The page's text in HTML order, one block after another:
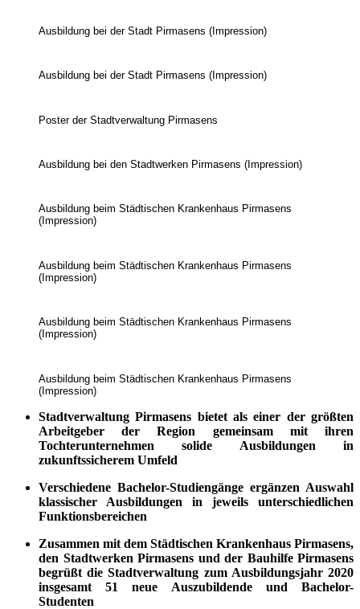
Ausbildung bei der Stadt Pirmasens (Impression)
Ausbildung bei der Stadt Pirmasens (Impression)
Poster der Stadtverwaltung Pirmasens
Ausbildung bei den Stadtwerken Pirmasens (Impression)
Ausbildung beim Städtischen Krankenhaus Pirmasens
(Impression)
Ausbildung beim Städtischen Krankenhaus Pirmasens
(Impression)
Ausbildung beim Städtischen Krankenhaus Pirmasens
(Impression)
Ausbildung beim Städtischen Krankenhaus Pirmasens
(Impression)
Stadtverwaltung Pirmasens bietet als einer der größten
Arbeitgeber der Region gemein­sam mit ihren
Tochterunternehmen solide Ausbildungen in
zukunftssicherem Umfeld
Verschiedene Bachelor-Studiengänge ergänzen Auswahl
klassischer Ausbildungen in jeweils unterschiedlichen
Funktionsbereichen
Zusammen mit dem Städtischen Krankenhaus Pirmasens,
den Stadtwerken Pirmasens und der Bauhilfe Pirmasens
begrüßt die Stadtverwaltung zum Ausbildungsjahr 2020
insgesamt 51 neue Auszubildende und Bachelor-
Studenten